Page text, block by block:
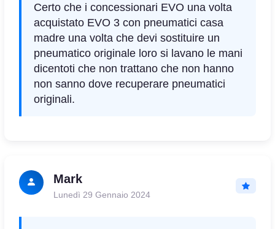
Certo che i concessionari EVO una volta
acquistato EVO 3 con pneumatici casa
madre una volta che devi sostituire un
pneumatico originale loro si lavano le mani
dicentoti che non trattano che non hanno
non sanno dove recuperare pneumatici
originali.
Mark
Lunedì 29 Gennaio 2024